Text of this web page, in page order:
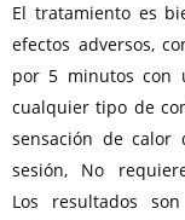
El tratamiento es
efectos adversos,
por 5 minutos con
cualquier tipo de
sensación de calor
sesión, No
Los resultados